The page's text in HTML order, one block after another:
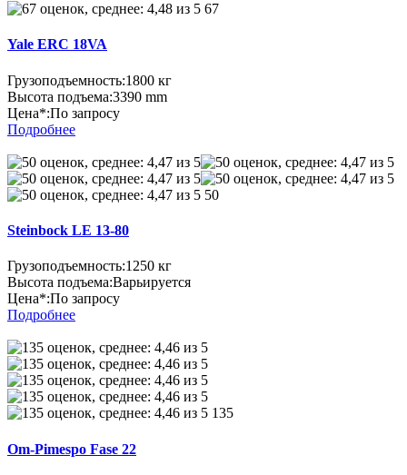
67
Yale ERC 18VA
Грузоподъемность:1800 кг
Высота подъема:3390 mm
Цена*:По запросу
Подробнее
50
Steinbock LE 13-80
Грузоподъемность:1250 кг
Высота подъема:Варьируется
Цена*:По запросу
Подробнее
135
Om-Pimespo Fase 22